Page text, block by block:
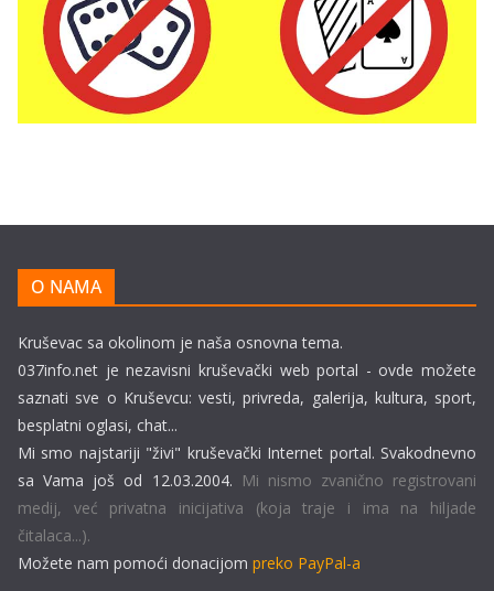
O NAMA
Kruševac sa okolinom je naša osnovna tema.
037info.net je nezavisni kruševački web portal - ovde možete
saznati sve o Kruševcu: vesti, privreda, galerija, kultura, sport,
besplatni oglasi, chat...
Mi smo najstariji "živi" kruševački Internet portal. Svakodnevno
sa Vama još od 12.03.2004. Mi nismo zvanično registrovani
medij, već privatna inicijativa (koja traje i ima na hiljade
čitalaca...).
Možete nam pomoći donacijom preko PayPal-a